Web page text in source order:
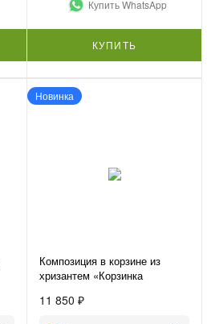
Купить WhatsApp
КУПИТЬ
Новинка
Композиция в корзине из
хризантем «Корзинка
11 850 ₽